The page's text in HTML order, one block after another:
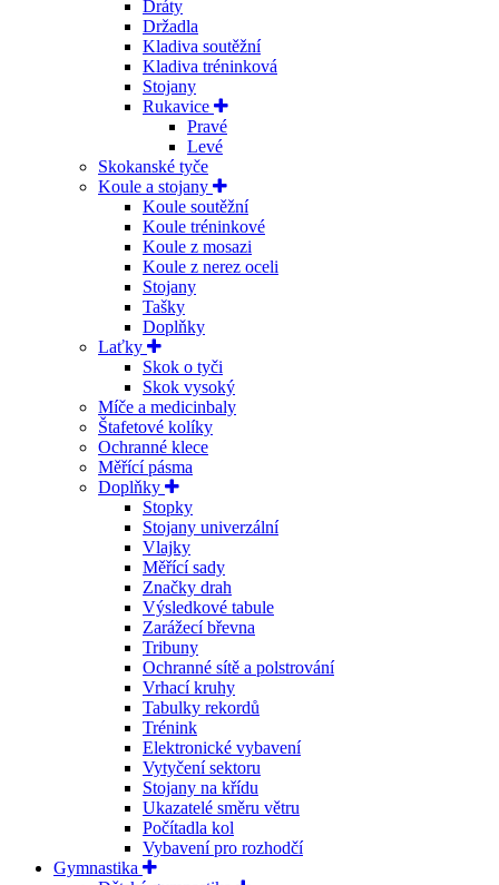
Dráty
Držadla
Kladiva soutěžní
Kladiva tréninková
Stojany
Rukavice
Pravé
Levé
Skokanské tyče
Koule a stojany
Koule soutěžní
Koule tréninkové
Koule z mosazi
Koule z nerez oceli
Stojany
Tašky
Doplňky
Laťky
Skok o tyči
Skok vysoký
Míče a medicinbaly
Štafetové kolíky
Ochranné klece
Měřící pásma
Doplňky
Stopky
Stojany univerzální
Vlajky
Měřící sady
Značky drah
Výsledkové tabule
Zarážecí břevna
Tribuny
Ochranné sítě a polstrování
Vrhací kruhy
Tabulky rekordů
Trénink
Elektronické vybavení
Vytyčení sektoru
Stojany na křídu
Ukazatelé směru větru
Počítadla kol
Vybavení pro rozhodčí
Gymnastika